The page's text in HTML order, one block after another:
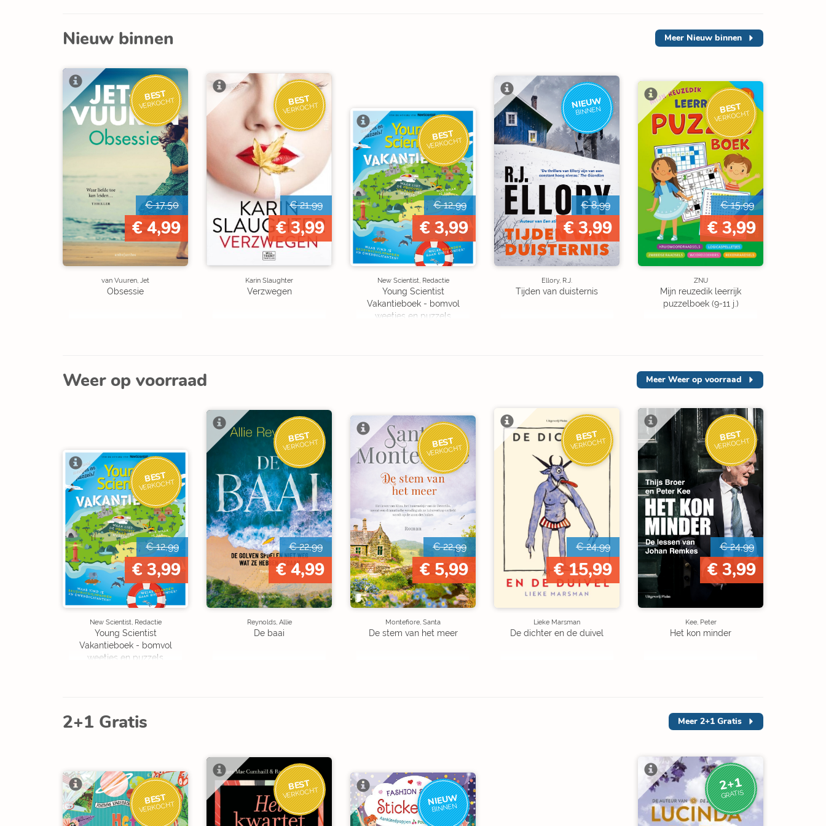
Nieuw binnen Meer Nieuw binnen
BEST
VERKOCHT
€ 17,50
€ 4,99
van Vuuren, Jet
Obsessie
BEST
VERKOCHT
€ 21,99
€ 3,99
Karin Slaughter
Verzwegen
BEST
VERKOCHT
€ 12,99
€ 3,99
New Scientist, Redactie
Young Scientist
Vakantieboek - bomvol
weetjes en puzzels
NIEUW
BINNEN
€ 8,99
€ 3,99
Ellory, R.J.
Tijden van duisternis
BEST
VERKOCHT
€ 15,99
€ 3,99
ZNU
Mijn reuzedik leerrijk
puzzelboek (9-11 j.)
Weer op voorraad Meer Weer op voorraad
BEST
VERKOCHT
€ 12,99
€ 3,99
New Scientist, Redactie
Young Scientist
Vakantieboek - bomvol
weetjes en puzzels
BEST
VERKOCHT
€ 22,99
€ 4,99
Reynolds, Allie
De baai
BEST
VERKOCHT
€ 22,99
€ 5,99
Montefiore, Santa
De stem van het meer
BEST
VERKOCHT
€ 24,99
€ 15,99
Lieke Marsman
De dichter en de duivel
BEST
VERKOCHT
€ 24,99
€ 3,99
Kee, Peter
Het kon minder
2+1 Gratis Meer 2+1 Gratis
BEST
VERKOCHT
BEST
VERKOCHT NIEUW
BINNEN
2+1
GRATIS